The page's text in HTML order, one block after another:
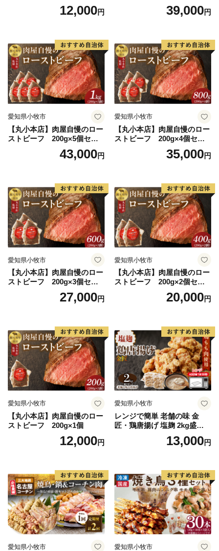
ット 地鶏 鶏肉12,000円 39,000円
愛知県小牧市
【丸小本店】肉屋自慢のロー
ストビーフ 200g×5個セッ
43,000円
愛知県小牧市
【丸小本店】肉屋自慢のロー
ストビーフ 200g×4個セッ
35,000円
愛知県小牧市
【丸小本店】肉屋自慢のロー
ストビーフ 200g×3個セッ
27,000円
愛知県小牧市
【丸小本店】肉屋自慢のロー
ストビーフ 200g×2個セッ
20,000円
愛知県小牧市
【丸小本店】肉屋自慢のロー
ストビーフ 200g×1個
12,000円
愛知県小牧市
レンジで簡単 老舗の味 金
匠・鶏唐揚げ 塩麹 2kg盛りセ
ット（500g×4袋） からあげ
レンジ 冷凍 調理済み 味付き
便利 レンジ 自然解凍 弁当 お
かず 惣菜 食品 おつまみ グル
メ お取り寄せ 小牧市 送料無
料
13,000円
愛知県小牧市 愛知県小牧市